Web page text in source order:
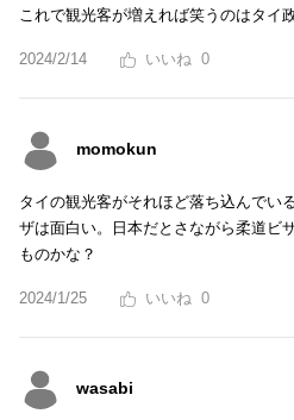
これで観光客が増えれば笑うのはタイ
2024/2/14 0
momokun
タイの観光客がそれほど落ち込んでい
ザは面白い。日本だとさながら柔道ビ
ものかな？
2024/1/25 0
wasabi